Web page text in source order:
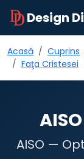
Design
Acasă Cuprins
Faţa Cristesei
AISO —